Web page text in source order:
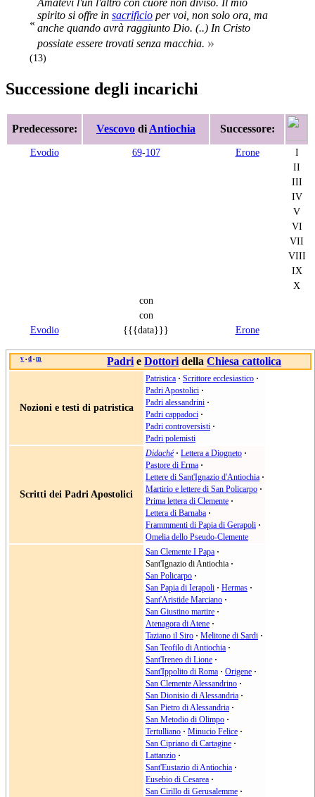
«
Amatevi l'un l'altro con cuore non diviso. Il mio
spirito si offre in sacrificio per voi, non solo ora, ma
anche quando avrà raggiunto Dio. (..) In Cristo
possiate essere trovati senza macchia. »
(13)
Successione degli incarichi
Predecessore: Vescovo di Antiochia Successore:
Evodio 69-107 Erone
I
II
III
IV
V
VI
VII
VIII
IX
X
con
con
Evodio
{{{data}}} Erone
v • d • m Padri eDottori dellaChiesa cattolica
Nozioni e testi di patristica
Patristica · Scrittore ecclesiastico ·
Padri Apostolici ·
Padri alessandrini ·
Padri cappadoci ·
Padri controversisti ·
Padri polemisti
Scritti dei Padri Apostolici
Didaché· Lettera a Diogneto ·
Pastore di Erma ·
Lettere di Sant'Ignazio d'Antiochia ·
Martirio e lettere di San Policarpo ·
Prima lettera di Clemente ·
Lettera di Barnaba ·
Frammmenti di Papia di Gerapoli ·
Omelia dello Pseudo-Clemente
San Clemente I Papa ·
Sant'Ignazio di Antiochia ·
San Policarpo ·
San Papia di Ierapoli · Hermas ·
Sant'Aristide Marciano ·
San Giustino martire ·
Atenagora di Atene ·
Taziano il Siro · Melitone di Sardi ·
San Teofilo di Antiochia ·
Sant'Ireneo di Lione ·
Sant'Ippolito di Roma · Origene ·
San Clemente Alessandrino ·
San Dionisio di Alessandria ·
San Pietro di Alessandria ·
San Metodio di Olimpo ·
Tertulliano · Minucio Felice ·
San Cipriano di Cartagine ·
Lattanzio ·
Sant'Eustazio di Antiochia ·
Eusebio di Cesarea ·
San Cirillo di Gerusalemme ·